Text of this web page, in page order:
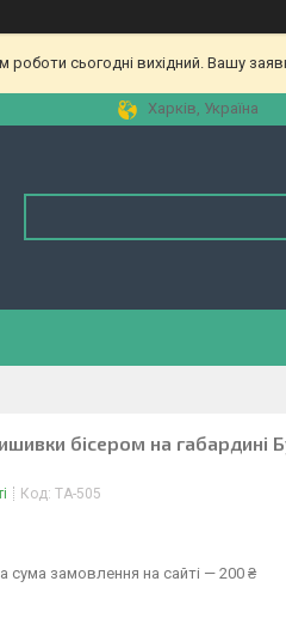
сьогодні вихідний. Вашу
Харків, Україна
бісером на габардині
Код: ТА-505
сума замовлення на сайті — 200 ₴